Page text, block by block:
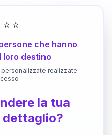
⭐ ⭐
che hanno
loro destino
realizzate
la tua